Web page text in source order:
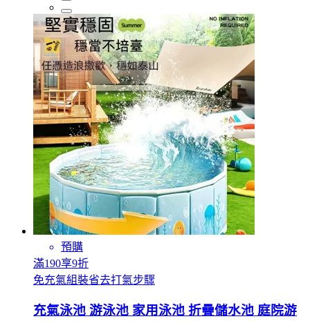
預購
滿190享9折
免充氣組裝省去打氣步驟
充氣泳池 游泳池 家用泳池 折疊儲水池 庭院游